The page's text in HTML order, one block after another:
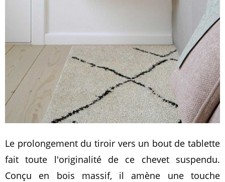
Le prolongement du tiroir vers un bout de tablette
fait toute l'originalité de ce chevet suspendu.
Conçu en bois massif, il amène une touche